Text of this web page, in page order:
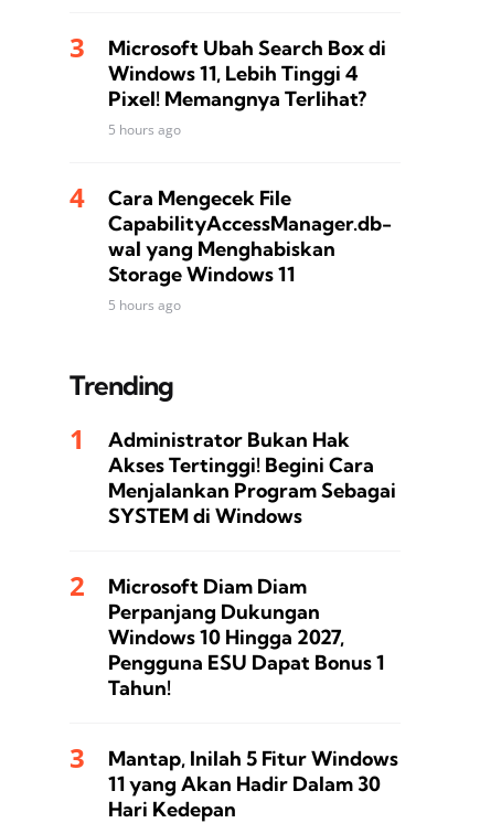
Microsoft Ubah Search Box di
Windows 11, Lebih Tinggi 4
Pixel! Memangnya Terlihat?
5 hours ago
Cara Mengecek File
CapabilityAccessManager.db-
wal yang Menghabiskan
Storage Windows 11
5 hours ago
Trending
Administrator Bukan Hak
Akses Tertinggi! Begini Cara
Menjalankan Program Sebagai
SYSTEM di Windows
Microsoft Diam Diam
Perpanjang Dukungan
Windows 10 Hingga 2027,
Pengguna ESU Dapat Bonus 1
Tahun!
Mantap, Inilah 5 Fitur Windows
11 yang Akan Hadir Dalam 30
Hari Kedepan